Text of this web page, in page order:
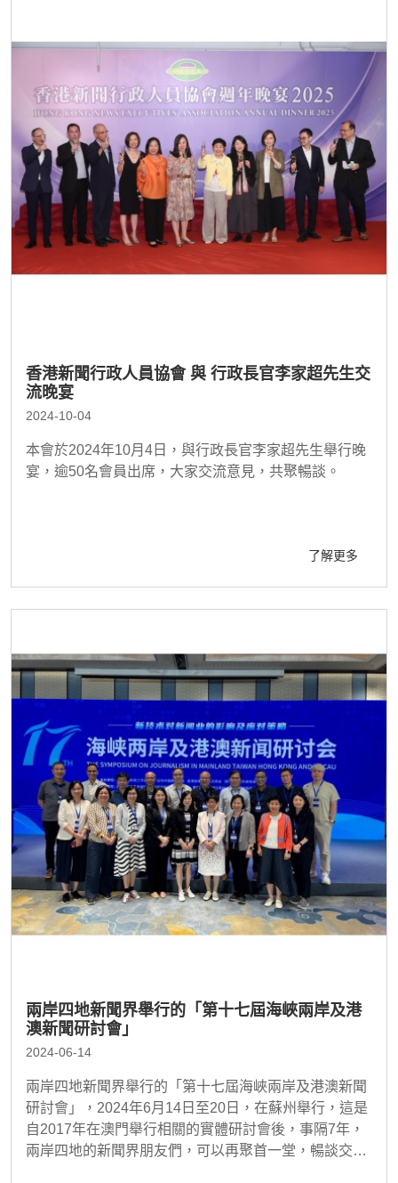
香港新聞行政人員協會 與 行政長官李家超先生交
流晚宴
2024-10-04
本會於2024年10月4日，與行政長官李家超先生舉行晚
宴，逾50名會員出席，大家交流意見，共聚暢談。
了解更多
兩岸四地新聞界舉行的「第十七屆海峽兩岸及港
澳新聞研討會」
2024-06-14
兩岸四地新聞界舉行的「第十七屆海峽兩岸及港澳新聞
研討會」，2024年6月14日至20日，在蘇州舉行，這是
自2017年在澳門舉行相關的實體研討會後，事隔7年，
兩岸四地的新聞界朋友們，可以再聚首一堂，暢談交